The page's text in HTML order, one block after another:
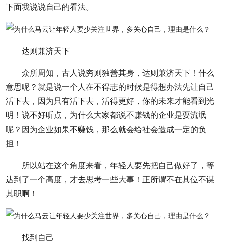
下面我说说自己的看法。
达则兼济天下
众所周知，古人说穷则独善其身，达则兼济天下！什么
意思呢？就是说一个人在不得志的时候是得想办法先让自己
活下去，因为只有活下去，活得更好，你的未来才能看到光
明！说不好听点，为什么大家都说不赚钱的企业是耍流氓
呢？因为企业如果不赚钱，那么就会给社会造成一定的负
担！
所以站在这个角度来看，年轻人要先把自己做好了，等
达到了一个高度，才去思考一些大事！正所谓不在其位不谋
其职啊！
找到自己